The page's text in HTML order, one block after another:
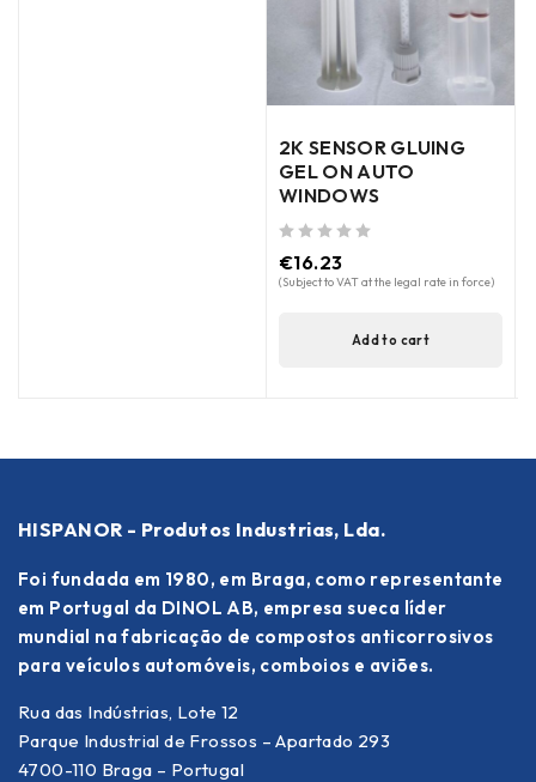
2K SENSOR GLUING
GEL ON AUTO
WINDOWS
€16.23
(Subject to VAT at the legal rate in force)
Add to cart
HISPANOR - Produtos Industrias, Lda.
Foi fundada em 1980, em Braga, como representante
em Portugal da DINOL AB, empresa sueca líder
mundial na fabricação de compostos anticorrosivos
para veículos automóveis, comboios e aviões.
Rua das Indústrias, Lote 12
Parque Industrial de Frossos – Apartado 293
4700-110 Braga – Portugal